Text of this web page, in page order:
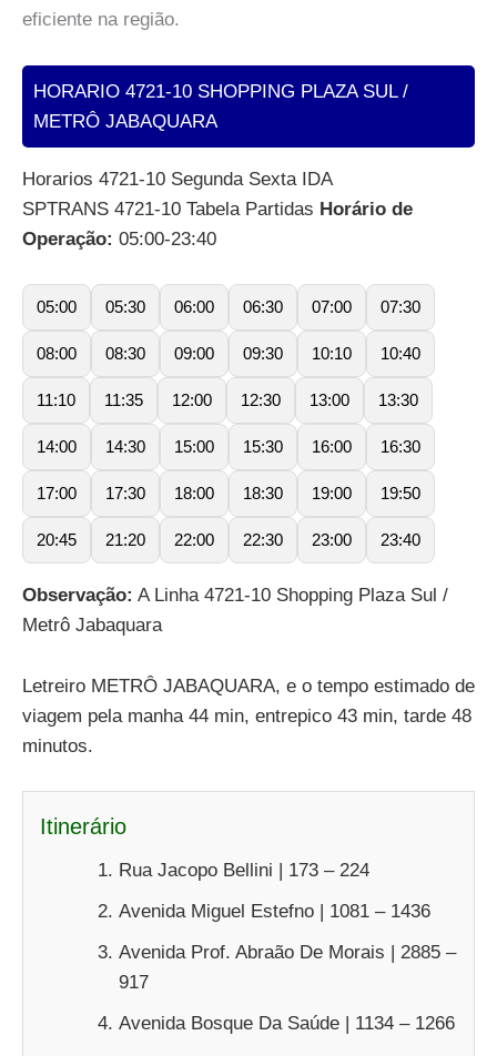
eficiente na região.
HORARIO 4721-10 SHOPPING PLAZA SUL /
METRÔ JABAQUARA
Horarios 4721-10 Segunda Sexta IDA
SPTRANS 4721-10 Tabela Partidas Horário de
Operação: 05:00-23:40
05:00 05:30 06:00 06:30 07:00 07:30
08:00 08:30 09:00 09:30 10:10 10:40
11:10 11:35 12:00 12:30 13:00 13:30
14:00 14:30 15:00 15:30 16:00 16:30
17:00 17:30 18:00 18:30 19:00 19:50
20:45 21:20 22:00 22:30 23:00 23:40
Observação: A Linha 4721-10 Shopping Plaza Sul /
Metrô Jabaquara
Letreiro METRÔ JABAQUARA, e o tempo estimado de
viagem pela manha 44 min, entrepico 43 min, tarde 48
minutos.
Itinerário
Rua Jacopo Bellini | 173 – 224
Avenida Miguel Estefno | 1081 – 1436
Avenida Prof. Abraão De Morais | 2885 –
917
Avenida Bosque Da Saúde | 1134 – 1266